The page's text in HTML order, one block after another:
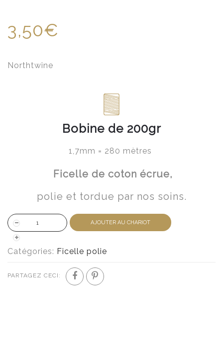
3,50€
Northtwine
Bobine de 200gr
1,7mm = 280 mètres
Ficelle de coton écrue,
polie et tordue par nos soins.
AJOUTER AU CHARIOT
Catégories: Ficelle polie
PARTAGEZ CECI: